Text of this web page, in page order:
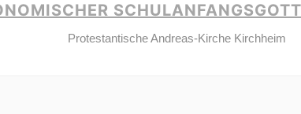
Protestantische Andreas-Kirche Kirchheim